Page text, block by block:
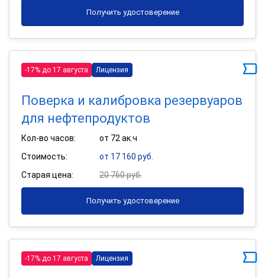
Получить удостоверение
-17% до 17 августа Лицензия
Поверка и калибровка резервуаров
для нефтепродуктов
Кол-во часов:
от 72 ак.ч
Стоимость:
от 17 160 руб.
Старая цена:
20 760 руб.
Получить удостоверение
-17% до 17 августа Лицензия